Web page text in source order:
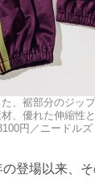
、裾部分のジッ
、優れた伸縮性
円／ニードル
登場以来、